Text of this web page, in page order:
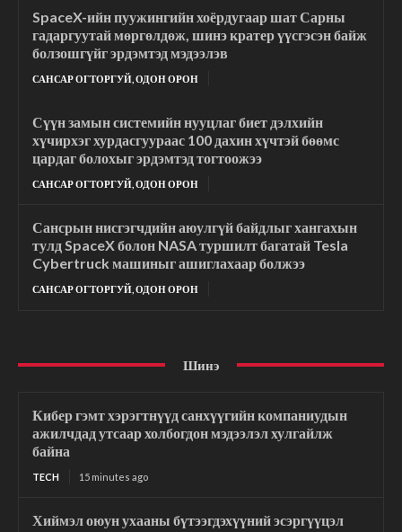
SpaceX-ийн пуужингийн хоёрдугаар шат Сарны
гадаргуутай мөргөлдөж, шинэ кратер үүсгэсэн байж
болзошгүйг эрдэмтэд мэдээлэв
САНСАР ОГТОРГУЙ, ОДОН ОРОН
Сүүн замын системийн нууцлаг биет дэлхийн
хүчирхэг хурдасгуураас 100 дахин хүчтэй бөөмс
цардаг болохыг эрдэмтэд тогтоожээ
САНСАР ОГТОРГУЙ, ОДОН ОРОН
Сансрын нисгэгчдийн аюулгүй байдлыг хангахын
тулд SpaceX болон NASA туршилт багатай Tesla
Cybertruck машиныг ашиглахаар болжээ
САНСАР ОГТОРГУЙ, ОДОН ОРОН
Шинэ
Кибер гэмт хэрэгтнүүд санхүүгийн компаниудын
ажилчдад утсаар холбогдон мэдээлэл хулгайлж
байна
TECH 15 minutes ago
Хиймэл оюун ухааны бүтээгдэхүүний эсэргүүцэл